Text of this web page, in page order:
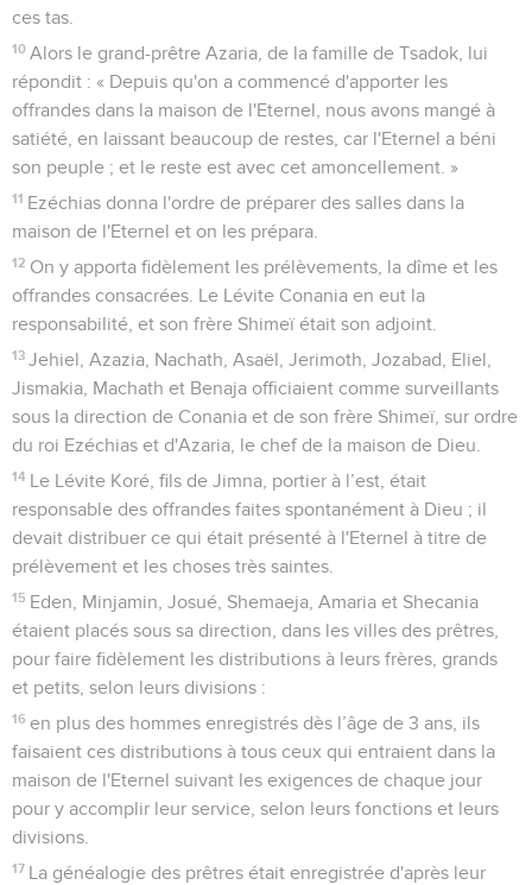
ces tas.
10 Alors le grand-prêtre Azaria, de la famille de Tsadok, lui
répondit : « Depuis qu'on a commencé d'apporter les
offrandes dans la maison de l'Eternel, nous avons mangé à
satiété, en laissant beaucoup de restes, car l'Eternel a béni
son peuple ; et le reste est avec cet amoncellement. »
11 Ezéchias donna l'ordre de préparer des salles dans la
maison de l'Eternel et on les prépara.
12 On y apporta fidèlement les prélèvements, la dîme et les
offrandes consacrées. Le Lévite Conania en eut la
responsabilité, et son frère Shimeï était son adjoint.
13 Jehiel, Azazia, Nachath, Asaël, Jerimoth, Jozabad, Eliel,
Jismakia, Machath et Benaja officiaient comme surveillants
sous la direction de Conania et de son frère Shimeï, sur ordre
du roi Ezéchias et d'Azaria, le chef de la maison de Dieu.
14 Le Lévite Koré, fils de Jimna, portier à l’est, était
responsable des offrandes faites spontanément à Dieu ; il
devait distribuer ce qui était présenté à l'Eternel à titre de
prélèvement et les choses très saintes.
15 Eden, Minjamin, Josué, Shemaeja, Amaria et Shecania
étaient placés sous sa direction, dans les villes des prêtres,
pour faire fidèlement les distributions à leurs frères, grands
et petits, selon leurs divisions :
16 en plus des hommes enregistrés dès l’âge de 3 ans, ils
faisaient ces distributions à tous ceux qui entraient dans la
maison de l'Eternel suivant les exigences de chaque jour
pour y accomplir leur service, selon leurs fonctions et leurs
divisions.
17 La généalogie des prêtres était enregistrée d'après leur